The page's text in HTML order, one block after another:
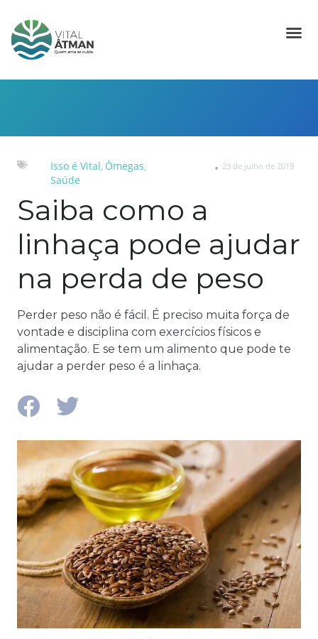
Isso é Vital, Ômegas,
Saúde
23 de julho de 2019
Saiba como a
linhaça pode ajudar
na perda de peso
Perder peso não é fácil. É preciso muita força de
vontade e disciplina com exercícios físicos e
alimentação. E se tem um alimento que pode te
ajudar a perder peso é a linhaça.